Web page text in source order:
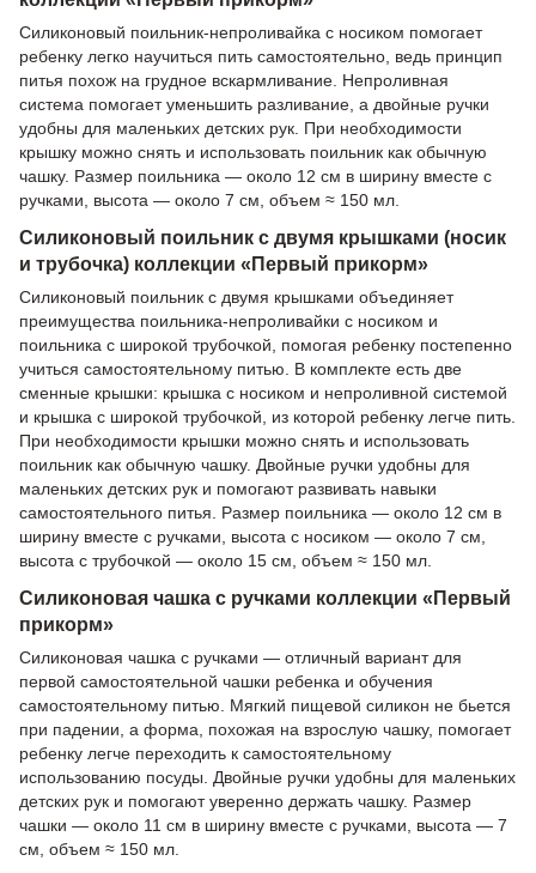
Силиконовый поильник-непроливайка с носиком помогает
ребенку легко научиться пить самостоятельно, ведь принцип
питья похож на грудное вскармливание. Непроливная
система помогает уменьшить разливание, а двойные ручки
удобны для маленьких детских рук. При необходимости
крышку можно снять и использовать поильник как обычную
чашку. Размер поильника — около 12 см в ширину вместе с
ручками, высота — около 7 см, объем ≈ 150 мл.
Силиконовый поильник с двумя крышками (носик
и трубочка) коллекции «Первый прикорм»
Силиконовый поильник с двумя крышками объединяет
преимущества поильника-непроливайки с носиком и
поильника с широкой трубочкой, помогая ребенку постепенно
учиться самостоятельному питью. В комплекте есть две
сменные крышки: крышка с носиком и непроливной системой
и крышка с широкой трубочкой, из которой ребенку легче пить.
При необходимости крышки можно снять и использовать
поильник как обычную чашку. Двойные ручки удобны для
маленьких детских рук и помогают развивать навыки
самостоятельного питья. Размер поильника — около 12 см в
ширину вместе с ручками, высота с носиком — около 7 см,
высота с трубочкой — около 15 см, объем ≈ 150 мл.
Силиконовая чашка с ручками коллекции «Первый
прикорм»
Силиконовая чашка с ручками — отличный вариант для
первой самостоятельной чашки ребенка и обучения
самостоятельному питью. Мягкий пищевой силикон не бьется
при падении, а форма, похожая на взрослую чашку, помогает
ребенку легче переходить к самостоятельному
использованию посуды. Двойные ручки удобны для маленьких
детских рук и помогают уверенно держать чашку. Размер
чашки — около 11 см в ширину вместе с ручками, высота — 7
см, объем ≈ 150 мл.